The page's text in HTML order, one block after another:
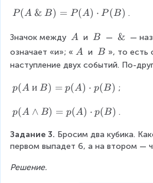
t
\
c
o
t
}
1
c
o
t
8
\
c
d
o
7
r
a
c
{
2
4
{
2
\
c
\f
r
a
c
{
\
c
d
o
=
\f
r
a
{
9
}
{
2
)
P
A
\
&
\
B
=
P
(
A
)
P(A & B) = P(A) ⋅ P (B) .
Значок между \
\
A и \
B
B — \
&
& —
означает «и»; « \
\
A и \
\
B », то есть
наступление двух событий. По-
p
A
и
\
)
p(A и B) = p(A) ⋅ p(B) ;
p
A
\
e
p(A ∧ B) = p(A) ⋅ p(B) .
Задание 3. Бросим два кубика.
первом выпадет 6, а на втором —
Решение.